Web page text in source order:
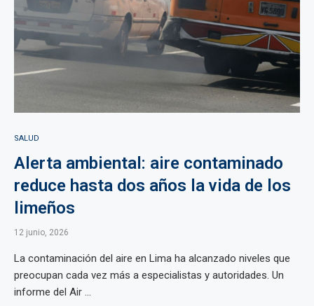
SALUD
Alerta ambiental: aire contaminado
reduce hasta dos años la vida de los
limeños
12 junio, 2026
La contaminación del aire en Lima ha alcanzado niveles que
preocupan cada vez más a especialistas y autoridades. Un
informe del Air ...